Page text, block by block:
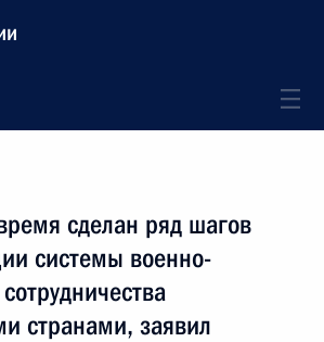
сделан ряд шагов
системы военно-
странами, заявил